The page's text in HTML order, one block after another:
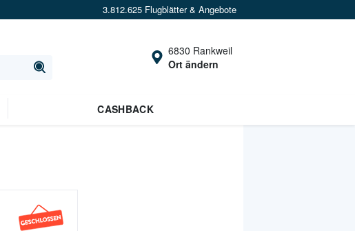
3.812.625 Flugblätter & Angebote
6830 Rankweil
Ort ändern
CASHBACK